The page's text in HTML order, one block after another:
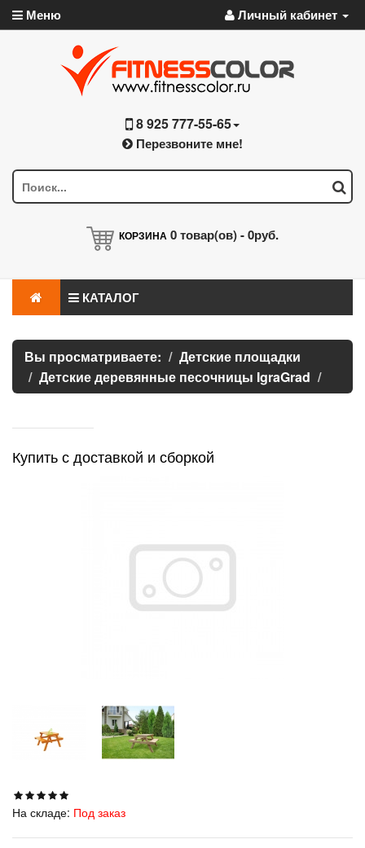
Меню Личный кабинет
8 925 777-55-65
Перезвоните мне!
КОРЗИНА 0товар(ов) -0руб.
КАТАЛОГ
Вы просматриваете:
Детские площадки
Детские деревянные песочницы IgraGrad
Купить с доставкой и сборкой
На складе: Под заказ